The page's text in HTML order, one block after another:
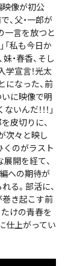
映像が初公
、父・一郎が
一言を放つと
「私も今日か
妹・春香、そし
宣言！光太
になった、前
に映像で明
んだ！！！」
皮切りに、
次々と映し
くのがラスト
開を経て、
への期待が
る。部活に、
巻き起こす前
けの青春を
仕上がってい